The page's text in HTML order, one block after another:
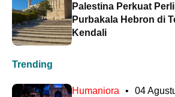
Palestina Perkuat
Purbakala Hebron di
Kendali
Trending
Humaniora •
04